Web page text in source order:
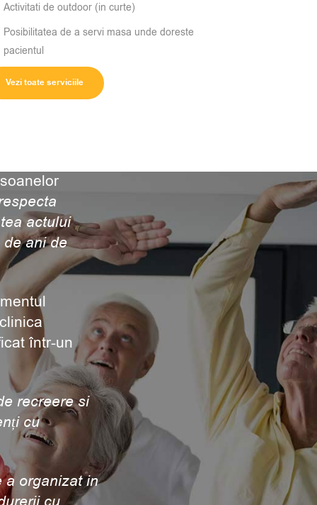
Activitati de outdoor (in curte)
Posibilitatea de a servi masa unde doreste
pacientul
Vezi toate serviciile
actului
ani de
într-un
recreere si
cu
a organizat in